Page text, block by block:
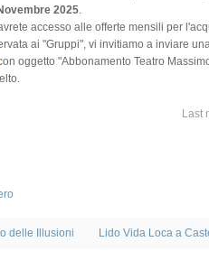
2025.
accesso alle offerte mensili per
ai "Gruppi", vi invitiamo a inviare
oggetto "Abbonamento Teatro
Last
delle Illusioni Lido Vida Loca a